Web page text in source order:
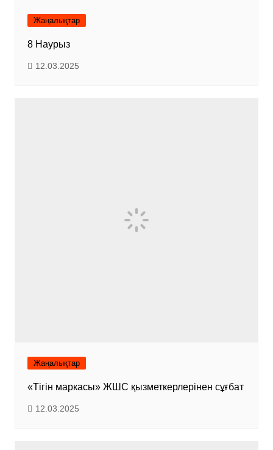
Жаңалықтар
8 Наурыз
12.03.2025
Жаңалықтар
«Тігін маркасы» ЖШС қызметкерлерінен сұғбат
12.03.2025